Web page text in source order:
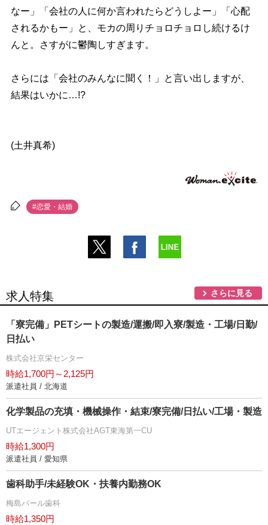
なー」「会社の人に何か言われたらどうしよー」「心配
されるかもー」と、モカの周りチョロチョロし続けるけ
んと。さすがに鬱陶しすぎます。
さらには「会社のみんなに聞く！」と言い出しますが、
結果はいかに…!?
(土井真希)
#恋愛・結婚
求人特集 さらに見る
「寮完備」PETシートの製造/運搬/即入寮/製造・工場/日勤/
日払い
株式会社京栄センター
時給1,700円～2,125円
派遣社員 / 北海道
化学製品の充填・機械操作・結束/寮完備/日払い/工場・製造
UTエージェント株式会社AGT東海第一CU
時給1,300円
派遣社員 / 愛知県
歯科助手/未経験OK・扶養内勤務OK
梅島パール歯科
時給1,350円